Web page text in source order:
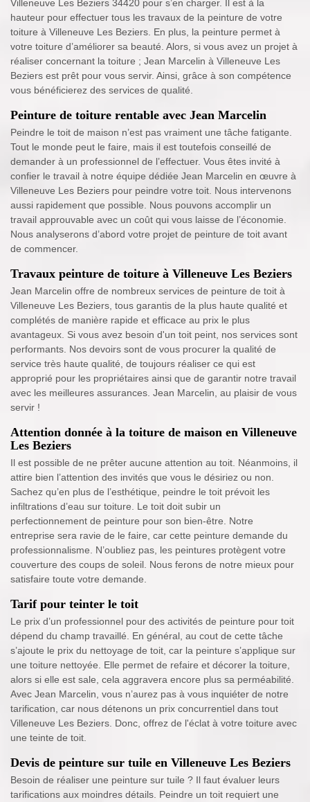
Villeneuve Les Beziers 34420 pour s’en charger. Il est à la
hauteur pour effectuer tous les travaux de la peinture de votre
toiture à Villeneuve Les Beziers. En plus, la peinture permet à
votre toiture d’améliorer sa beauté. Alors, si vous avez un projet à
réaliser concernant la toiture ; Jean Marcelin à Villeneuve Les
Beziers est prêt pour vous servir. Ainsi, grâce à son compétence
vous bénéficierez des services de qualité.
Peinture de toiture rentable avec Jean Marcelin
Peindre le toit de maison n’est pas vraiment une tâche fatigante.
Tout le monde peut le faire, mais il est toutefois conseillé de
demander à un professionnel de l’effectuer. Vous êtes invité à
confier le travail à notre équipe dédiée Jean Marcelin en œuvre à
Villeneuve Les Beziers pour peindre votre toit. Nous intervenons
aussi rapidement que possible. Nous pouvons accomplir un
travail approuvable avec un coût qui vous laisse de l’économie.
Nous analyserons d’abord votre projet de peinture de toit avant
de commencer.
Travaux peinture de toiture à Villeneuve Les Beziers
Jean Marcelin offre de nombreux services de peinture de toit à
Villeneuve Les Beziers, tous garantis de la plus haute qualité et
complétés de manière rapide et efficace au prix le plus
avantageux. Si vous avez besoin d'un toit peint, nos services sont
performants. Nos devoirs sont de vous procurer la qualité de
service très haute qualité, de toujours réaliser ce qui est
approprié pour les propriétaires ainsi que de garantir notre travail
avec les meilleures assurances. Jean Marcelin, au plaisir de vous
servir !
Attention donnée à la toiture de maison en Villeneuve
Les Beziers
Il est possible de ne prêter aucune attention au toit. Néanmoins, il
attire bien l’attention des invités que vous le désiriez ou non.
Sachez qu’en plus de l’esthétique, peindre le toit prévoit les
infiltrations d’eau sur toiture. Le toit doit subir un
perfectionnement de peinture pour son bien-être. Notre
entreprise sera ravie de le faire, car cette peinture demande du
professionnalisme. N’oubliez pas, les peintures protègent votre
couverture des coups de soleil. Nous ferons de notre mieux pour
satisfaire toute votre demande.
Tarif pour teinter le toit
Le prix d’un professionnel pour des activités de peinture pour toit
dépend du champ travaillé. En général, au cout de cette tâche
s’ajoute le prix du nettoyage de toit, car la peinture s’applique sur
une toiture nettoyée. Elle permet de refaire et décorer la toiture,
alors si elle est sale, cela aggravera encore plus sa perméabilité.
Avec Jean Marcelin, vous n’aurez pas à vous inquiéter de notre
tarification, car nous détenons un prix concurrentiel dans tout
Villeneuve Les Beziers. Donc, offrez de l'éclat à votre toiture avec
une teinte de toit.
Devis de peinture sur tuile en Villeneuve Les Beziers
Besoin de réaliser une peinture sur tuile ? Il faut évaluer leurs
tarifications aux moindres détails. Peindre un toit requiert une